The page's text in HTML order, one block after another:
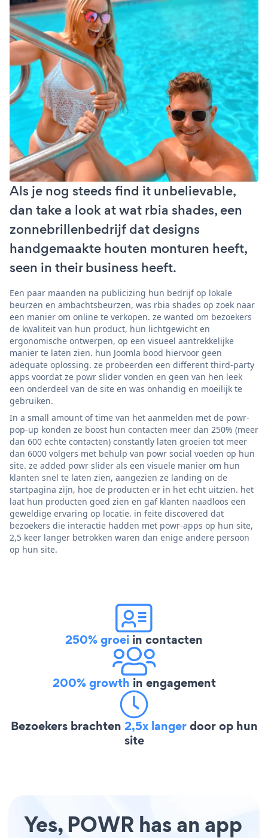
Als je nog steeds find it unbelievable,
dan take a look at wat rbia shades, een
zonnebrillenbedrijf dat designs
handgemaakte houten monturen heeft,
seen in their business heeft.
Een paar maanden na publicizing hun bedrijf op lokale
beurzen en ambachtsbeurzen, was rbia shades op zoek naar
een manier om online te verkopen. ze wanted om bezoekers
de kwaliteit van hun product, hun lichtgewicht en
ergonomische ontwerpen, op een visueel aantrekkelijke
manier te laten zien. hun Joomla bood hiervoor geen
adequate oplossing. ze probeerden een different third-party
apps voordat ze powr slider vonden en geen van hen leek
een onderdeel van de site en was onhandig en moeilijk te
gebruiken.
In a small amount of time van het aanmelden met de powr-
pop-up konden ze boost hun contacten meer dan 250% (meer
dan 600 echte contacten) constantly laten groeien tot meer
dan 6000 volgers met behulp van powr social voeden op hun
site. ze added powr slider als een visuele manier om hun
klanten snel te laten zien, aangezien ze landing on de
startpagina zijn, hoe de producten er in het echt uitzien. het
laat hun producten goed zien en gaf klanten naadloos een
geweldige ervaring op locatie. in feite discovered dat
bezoekers die interactie hadden met powr-apps op hun site,
2,5 keer langer betrokken waren dan enige andere persoon
op hun site.
250% groei in contacten
200% growth in engagement
Bezoekers brachten 2,5x langerdoor op hun
site
Yes, POWR has an app